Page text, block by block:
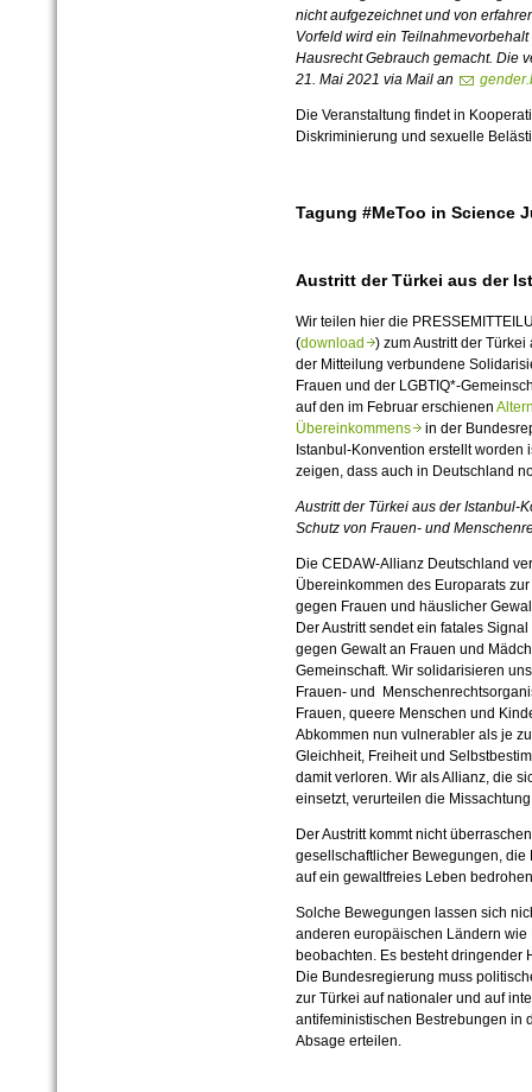
nicht aufgezeichnet und von
Vorfeld wird ein
Hausrecht Gebrauch gemacht. Die
21. Mai 2021 via Mail an
Die Veranstaltung findet in
Diskriminierung und sexuelle
Tagung #MeToo in Science
Austritt der Türkei aus der
Wir teilen hier die
(download) zum Austritt der
der Mitteilung verbundene
Frauen und der LGBTIQ*-
auf den im Februar erschienen
Übereinkommensin der
Istanbul-Konvention erstellt
zeigen, dass auch in Deutschland
Austritt der Türkei aus der Istanbul-
Schutz von Frauen- und
Die CEDAW-Allianz Deutschland
Übereinkommen des Europarats
gegen Frauen und häuslicher
Der Austritt sendet ein fatales
gegen Gewalt an Frauen und
Gemeinschaft. Wir solidarisieren
Frauen- und
Frauen, queere Menschen und
Abkommen nun vulnerabler als je
Gleichheit, Freiheit und
damit verloren. Wir als Allianz, die
einsetzt, verurteilen die
Der Austritt kommt nicht
gesellschaftlicher Bewegungen,
auf ein gewaltfreies Leben
Solche Bewegungen lassen sich
anderen europäischen Ländern
beobachten. Es besteht dringender
Die Bundesregierung muss
zur Türkei auf nationaler und auf
antifeministischen Bestrebungen in
Absage erteilen.